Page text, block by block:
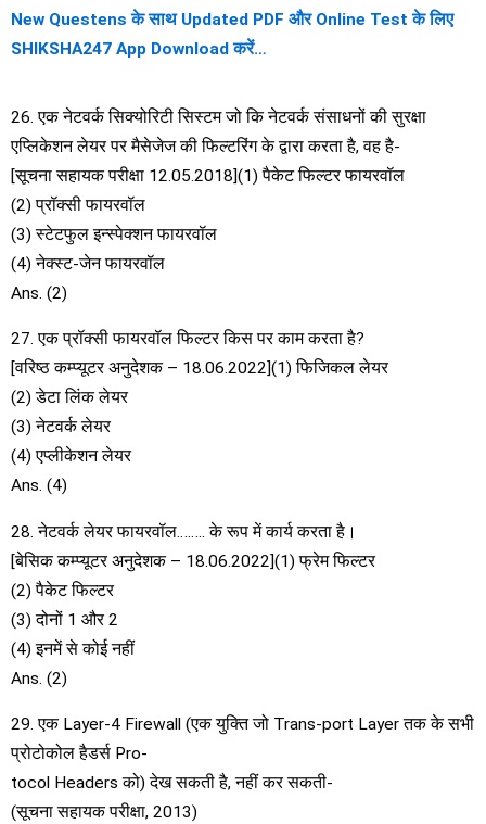
New Questens के साथ Updated PDF और Online Test के लिए
SHIKSHA247 App Download करें…
26. एक नेटवर्क सिक्योरिटी सिस्टम जो कि नेटवर्क संसाधनों की सुरक्षा
एप्लिकेशन लेयर पर मैसेजेज की फिल्टरिंग के द्वारा करता है, वह है-
[सूचना सहायक परीक्षा 12.05.2018](1) पैकेट फिल्टर फायरवॉल
(2) प्रॉक्सी फायरवॉल
(3) स्टेटफुल इन्स्पेक्शन फायरवॉल
(4) नेक्स्ट-जेन फायरवॉल
Ans. (2)
27. एक प्रॉक्सी फायरवॉल फिल्टर किस पर काम करता है?
[वरिष्ठ कम्प्यूटर अनुदेशक – 18.06.2022](1) फिजिकल लेयर
(2) डेटा लिंक लेयर
(3) नेटवर्क लेयर
(4) एप्लीकेशन लेयर
Ans. (4)
28. नेटवर्क लेयर फायरवॉल…….. के रूप में कार्य करता है।
[बेसिक कम्प्यूटर अनुदेशक – 18.06.2022](1) फ्रेम फिल्टर
(2) पैकेट फिल्टर
(3) दोनों 1 और 2
(4) इनमें से कोई नहीं
Ans. (2)
29. एक Layer-4 Firewall (एक युक्ति जो Trans-port Layer तक के सभी
प्रोटोकोल हैडर्स Pro-
tocol Headers को) देख सकती है, नहीं कर सकती-
(सूचना सहायक परीक्षा, 2013)